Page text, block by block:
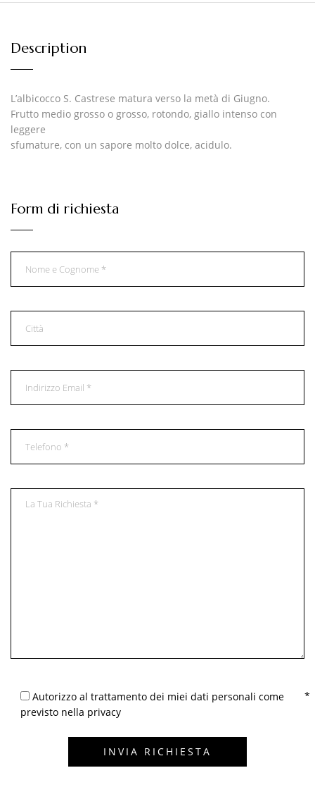
Description
L’albicocco S. Castrese matura verso la metà di Giugno.
Frutto medio grosso o grosso, rotondo, giallo intenso con
leggere
sfumature, con un sapore molto dolce, acidulo.
Form di richiesta
Autorizzo al trattamento dei miei dati personali come
previsto nella privacy